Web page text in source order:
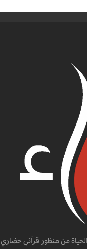
من منظور قرآني حضاري